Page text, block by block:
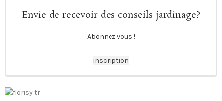
Envie de recevoir des conseils jardinage?
Abonnez vous !
inscription